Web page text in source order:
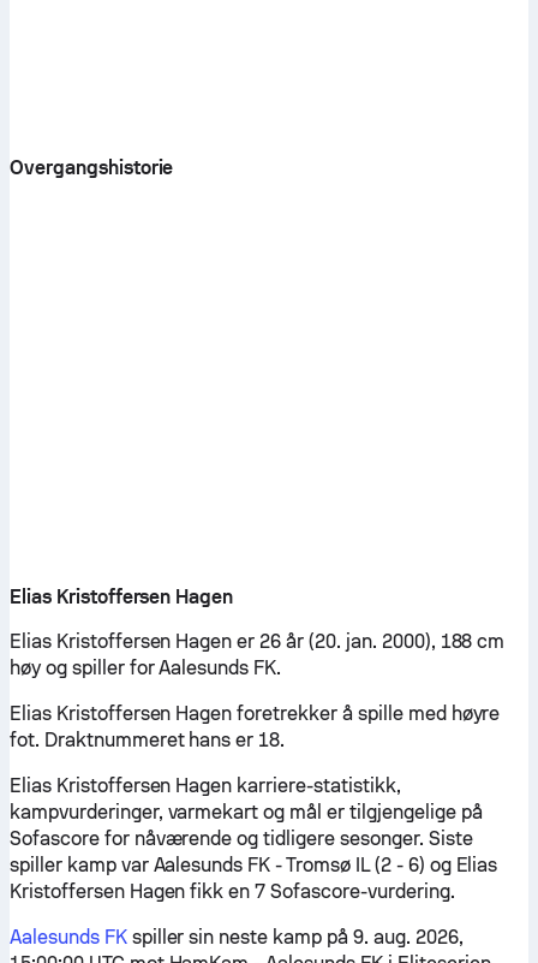
Overgangshistorie
Elias Kristoffersen Hagen
Elias Kristoffersen Hagen er 26 år (20. jan. 2000), 188 cm
høy og spiller for Aalesunds FK.
Elias Kristoffersen Hagen foretrekker å spille med høyre
fot. Draktnummeret hans er 18.
Elias Kristoffersen Hagen karriere-statistikk,
kampvurderinger, varmekart og mål er tilgjengelige på
Sofascore for nåværende og tidligere sesonger. Siste
spiller kamp var Aalesunds FK - Tromsø IL (2 - 6) og Elias
Kristoffersen Hagen fikk en 7 Sofascore-vurdering.
Aalesunds FKspiller sin neste kamp på 9. aug. 2026,